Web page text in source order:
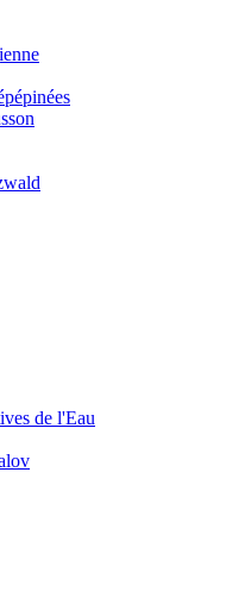
de l'Eau